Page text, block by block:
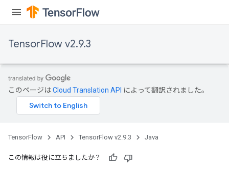
TensorFlow v2.9.3
このページはCloud Translation API によって翻訳されました。
TensorFlow API TensorFlow v2.9.3 Java
この情報は役に立ちましたか？